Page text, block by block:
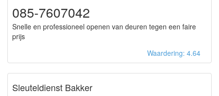
085-7607042
Snelle en professioneel openen van deuren tegen een faire
prijs
Waardering: 4.64
Sleuteldienst Bakker